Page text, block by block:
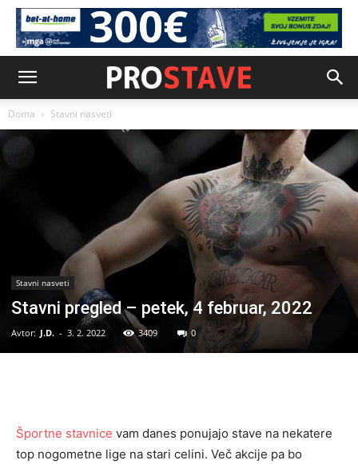
Doma Stavni nasveti
Stavni nasveti
Stavni pregled – petek, 4 februar, 2022
Avtor: J.D. - 3. 2. 2022 3409 0
Športne stavnice vam danes ponujajo stave na nekatere
top nogometne lige na stari celini. Več akcije pa bo